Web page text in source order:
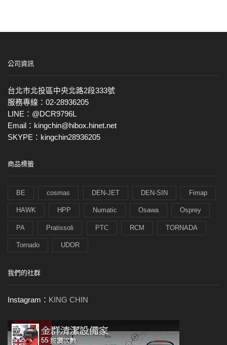
公司資訊
台北市北投區中央北路2段333號
服務專線：02-28936205
LINE：@DCR9796L
Email：kingchin@hibox.hinet.net
SKYPE：kingchin28936205
商品標籤
BE cosmas DEN-JET DEN-SIN Fimap
HAWK HPP Numatic Osawa Osprey
PA Pratissoli PTC RCM TORNADA
Tornado UDOR
我們的社群
Instagram： KING CHIN